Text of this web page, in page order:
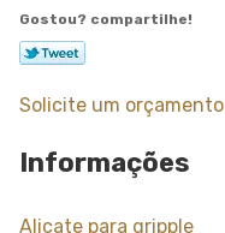
Gostou? compartilhe!
Solicite um orçamento
Informações
Alicate para gripple